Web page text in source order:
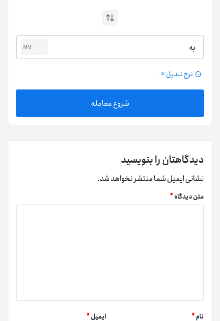
به MV
نرخ تبدیل ≈-
شروع معامله
دیدگاهتان را بنویسید
نشانی ایمیل شما منتشر نخواهد شد.
متن دیدگاه*
نام* ایمیل*